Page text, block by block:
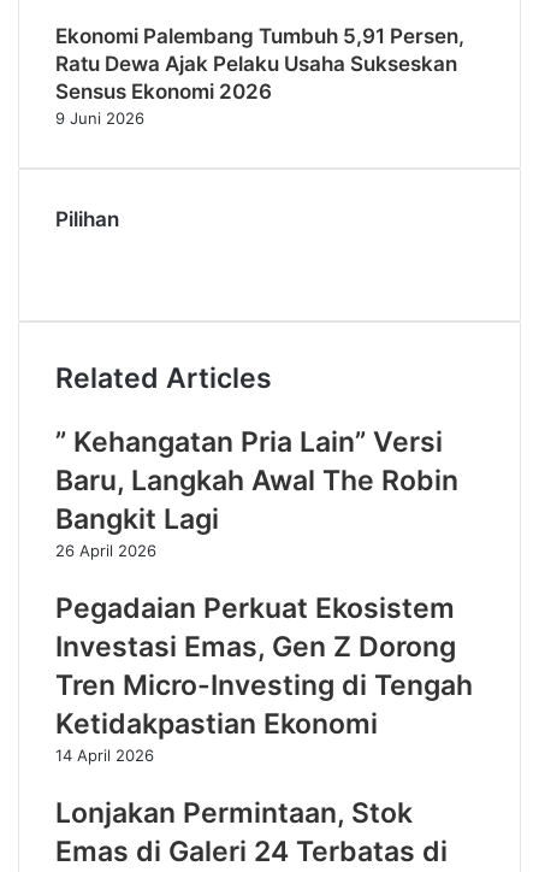
Ekonomi Palembang Tumbuh 5,91 Persen,
Ratu Dewa Ajak Pelaku Usaha Sukseskan
Sensus Ekonomi 2026
9 Juni 2026
Pilihan
Related Articles
” Kehangatan Pria Lain” Versi
Baru, Langkah Awal The Robin
Bangkit Lagi
26 April 2026
Pegadaian Perkuat Ekosistem
Investasi Emas, Gen Z Dorong
Tren Micro-Investing di Tengah
Ketidakpastian Ekonomi
14 April 2026
Lonjakan Permintaan, Stok
Emas di Galeri 24 Terbatas di